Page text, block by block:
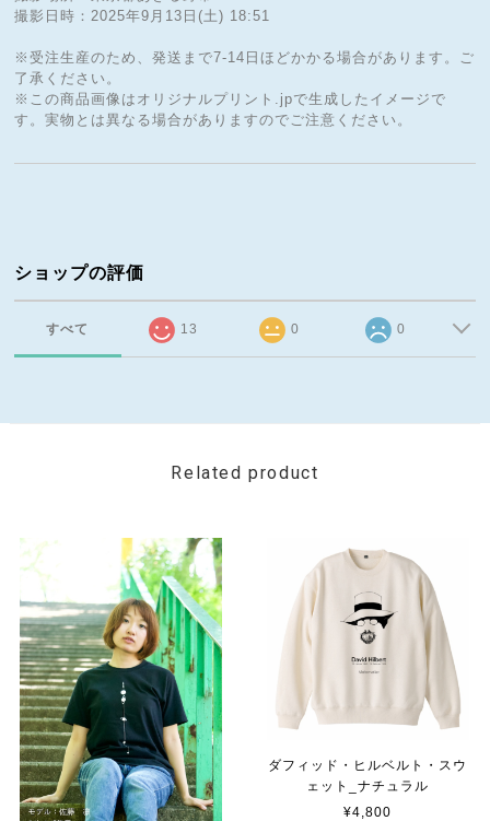
撮影日時：2025年9月13日(土) 18:51
※受注生産のため、発送まで7-14日ほどかかる場合があります。ご
了承ください。
※この商品画像はオリジナルプリント.jpで生成したイメージで
す。実物とは異なる場合がありますのでご注意ください。
ショップの評価
すべて 13 0 0
Related product
ダフィッド・ヒルベルト・スウ
ェット_ナチュラル
¥4,800